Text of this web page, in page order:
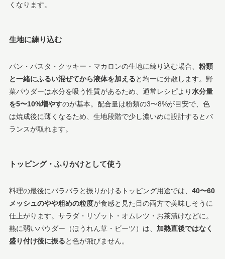
くなります。
生地に練り込む
パン・パスタ・クッキー・マカロンの生地に練り込む場合、 粉類
と一緒にふるい混ぜてから液体を加えると均一に分散します。野
菜パウダーは水分を吸う性質があるため、通常レシピより水分量
を5〜10%増やすのが基本。配合量は粉類の3〜8%が目安で、色
は焼成後に薄くなるため、生地段階で少し濃いめに設計するとバ
ランスが取れます。
トッピング・ふりかけとして使う
料理の最後にパラパラと振りかけるトッピング用途では、 40〜60
メッシュのやや粗めの粒度が食感と見た目の両方で美味しそうに
仕上がります。サラダ・リゾット・オムレツ・お茶漬けなどに。
熱に弱いパウダー（ほうれん草・ビーツ）は、 加熱直後ではなく
盛り付け後に振ると色が飛びません。